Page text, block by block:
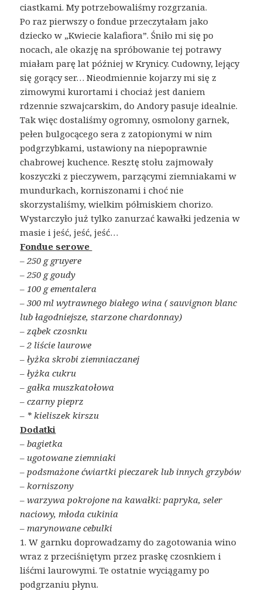
ciastkami. My potrzebowaliśmy rozgrzania.
Po raz pierwszy o fondue przeczytałam jako
dziecko w „Kwiecie kalafiora”. Śniło mi się po
nocach, ale okazję na spróbowanie tej potrawy
miałam parę lat później w Krynicy. Cudowny, lejący
się gorący ser… Nieodmiennie kojarzy mi się z
zimowymi kurortami i chociaż jest daniem
rdzennie szwajcarskim, do Andory pasuje idealnie.
Tak więc dostaliśmy ogromny, osmolony garnek,
pełen bulgocącego sera z zatopionymi w nim
podgrzybkami, ustawiony na niepoprawnie
chabrowej kuchence. Resztę stołu zajmowały
koszyczki z pieczywem, parzącymi ziemniakami w
mundurkach, korniszonami i choć nie
skorzystaliśmy, wielkim półmiskiem chorizo.
Wystarczyło już tylko zanurzać kawałki jedzenia w
masie i jeść, jeść, jeść…
Fondue serowe
– 250 g gruyere
– 250 g goudy
– 100 g ementalera
– 300 ml wytrawnego białego wina ( sauvignon blanc
lub łagodniejsze, starzone chardonnay)
– ząbek czosnku
– 2 liście laurowe
– łyżka skrobi ziemniaczanej
– łyżka cukru
– gałka muszkatołowa
– czarny pieprz
– * kieliszek kirszu
Dodatki
– bagietka
– ugotowane ziemniaki
– podsmażone ćwiartki pieczarek lub innych grzybów
– korniszony
– warzywa pokrojone na kawałki: papryka, seler
naciowy, młoda cukinia
– marynowane cebulki
1. W garnku doprowadzamy do zagotowania wino
wraz z przeciśniętym przez praskę czosnkiem i
liśćmi laurowymi. Te ostatnie wyciągamy po
podgrzaniu płynu.